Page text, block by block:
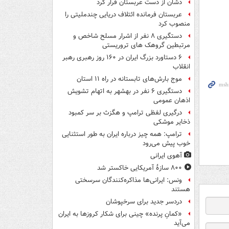
دشان از دست عربستان فرار کرد
عربستان فرمانده ائتلاف دریایی چندملیتی را
منصوب کرد
دستگیری ۸ نفر از اشرار مسلح شاخص و
مرتبطین گروهک های تروریستی
۶ دستاورد بزرگ ایران در ۱۶۰ روز رهبری رهبر
انقلاب
موج بارش‌های تابستانه در راه ۱۱ استان
دستگیری ۶ نفر در بهشهر به اتهام تشویش
اذهان عمومی
درگیری لفظی ترامپ و هگزث بر سر کمبود
ذخایر موشکی
ترامپ: همه چیز درباره ایران به طور استثنایی
خوب پیش می‌رود
آهوی ایرانی
۸۰۰ سازۀ آمریکایی خاکستر شد
ونس: ایرانی‌ها مذاکره‌کنندگان سرسختی
هستند
دردسر جدید برای سرخپوشان
«کمانِ پرنده» چینی برای شکار کروزها به ایران
می‌آید